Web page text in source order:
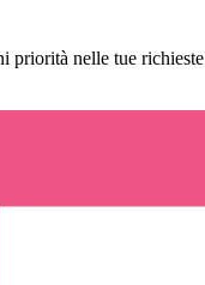
priorità nelle tue richieste